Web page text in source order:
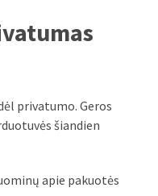
privatumo. Geros
šiandien
apie pakuotės